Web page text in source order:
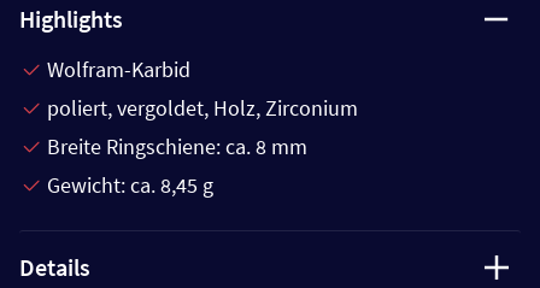
Highlights
Wolfram-Karbid
poliert, vergoldet, Holz, Zirconium
Breite Ringschiene: ca. 8 mm
Gewicht: ca. 8,45 g
Details